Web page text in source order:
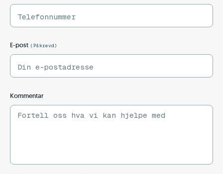
E-post (Påkrevd)
Kommentar